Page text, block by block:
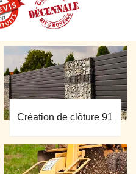
Création de clôture 91